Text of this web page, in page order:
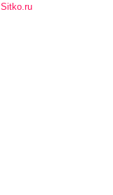
Sitko.ru